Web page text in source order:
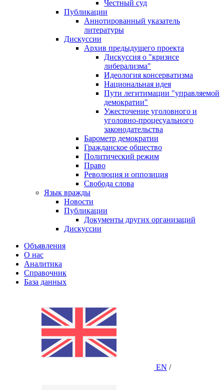
Честный суд
Публикации
Аннотированный указатель
литературы
Дискуссии
Архив предыдущего проекта
Дискуссия о "кризисе
либерализма"
Идеология консерватизма
Национальная идея
Пути легитимации "управляемой
демократии"
Ужесточение уголовного и
уголовно-процесуального
законодательства
Барометр демократии
Гражданское общество
Политический режим
Право
Революция и оппозиция
Свобода слова
Язык вражды
Новости
Публикации
Документы других организаций
Дискуссии
Объявления
О нас
Аналитика
Справочник
База данных
EN /